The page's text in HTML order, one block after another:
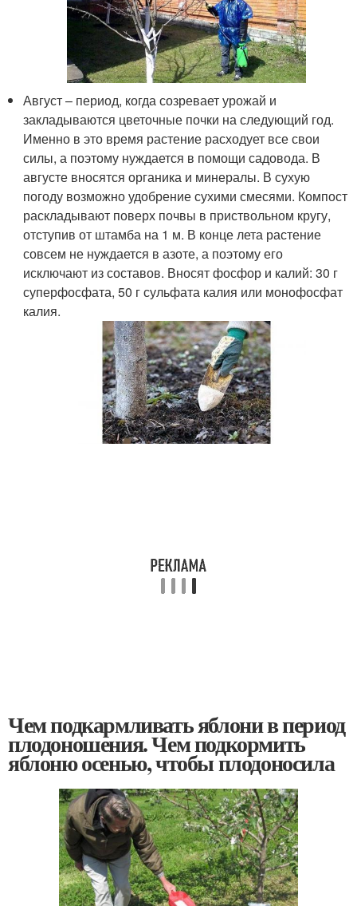
Август – период, когда созревает урожай и
закладываются цветочные почки на следующий год.
Именно в это время растение расходует все свои
силы, а поэтому нуждается в помощи садовода. В
августе вносятся органика и минералы. В сухую
погоду возможно удобрение сухими смесями. Компост
раскладывают поверх почвы в приствольном кругу,
отступив от штамба на 1 м. В конце лета растение
совсем не нуждается в азоте, а поэтому его
исключают из составов. Вносят фосфор и калий: 30 г
суперфосфата, 50 г сульфата калия или монофосфат
калия.
Чем подкармливать яблони в период
плодоношения. Чем подкормить
яблоню осенью, чтобы плодоносила